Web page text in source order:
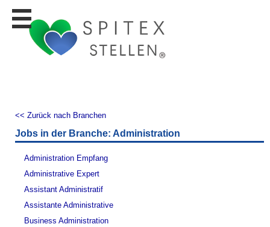
Stellen
finden
Personalberatungen
Tipp's
WERBUNG
JOB-
Lehrstellen
finden
<< Zurück nach Branchen
Jobs in der Branche: Administration
Administration Empfang
Administrative Expert
Assistant Administratif
Assistante Administrative
Business Administration